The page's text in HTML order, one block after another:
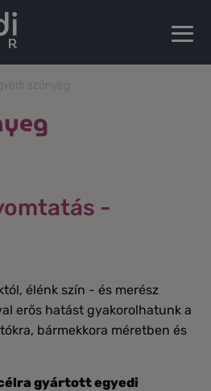
szőnyeg
-
élénk szín - és merész
erős hatást gyakorolhatunk a
bármekkora méretben és
gyártott egyedi